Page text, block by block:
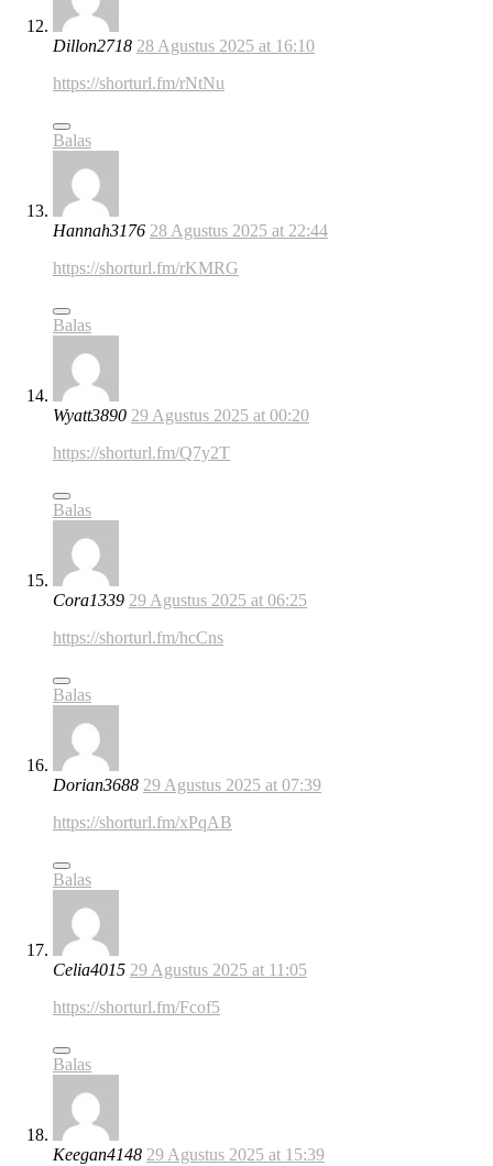
Dillon2718 28 Agustus 2025 at 16:10
https://shorturl.fm/rNtNu
Balas
Hannah3176 28 Agustus 2025 at 22:44
https://shorturl.fm/rKMRG
Balas
Wyatt3890 29 Agustus 2025 at 00:20
https://shorturl.fm/Q7y2T
Balas
Cora1339 29 Agustus 2025 at 06:25
https://shorturl.fm/hcCns
Balas
Dorian3688 29 Agustus 2025 at 07:39
https://shorturl.fm/xPqAB
Balas
Celia4015 29 Agustus 2025 at 11:05
https://shorturl.fm/Fcof5
Balas
Keegan4148 29 Agustus 2025 at 15:39